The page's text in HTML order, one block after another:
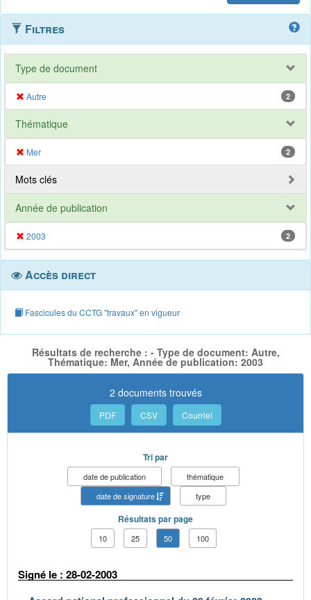
Filtres
Type de document
Autre 2
Thématique
Mer 2
Mots clés
Année de publication
2003 2
Accès direct
Fascicules du CCTG "travaux" en vigueur
Résultats de recherche : - Type de document: Autre,
Thématique: Mer, Année de publication: 2003
2 documents trouvés
PDF CSV Courriel
Tri par
date de publication
thématique
date de signature
type
Résultats par page
10 25 50 100
Signé le : 28-02-2003